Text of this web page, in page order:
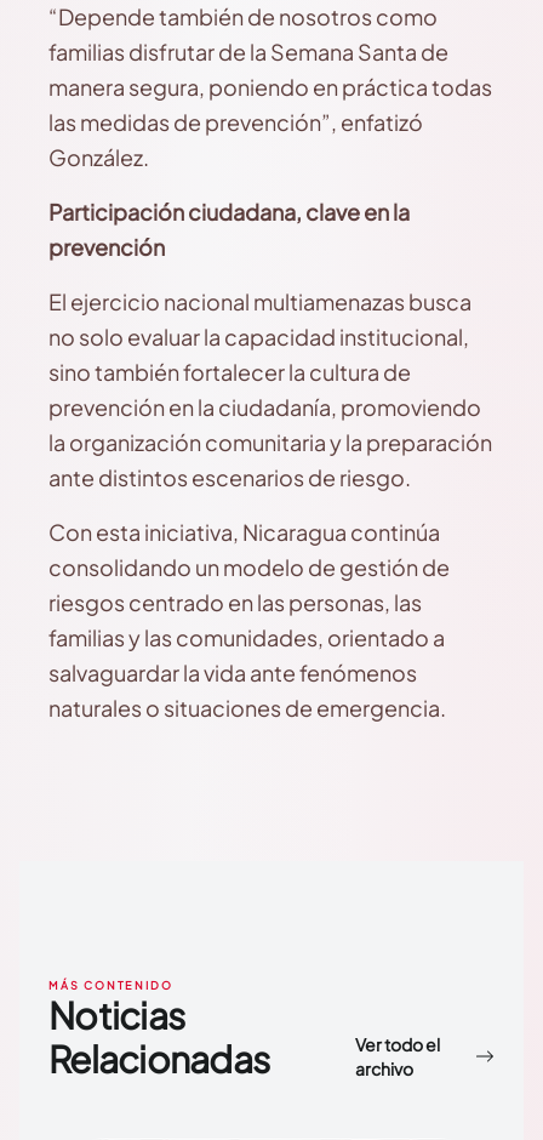
“Depende también de nosotros como
familias disfrutar de la Semana Santa de
manera segura, poniendo en práctica todas
las medidas de prevención”, enfatizó
González.
Participación ciudadana, clave en la
prevención
El ejercicio nacional multiamenazas busca
no solo evaluar la capacidad institucional,
sino también fortalecer la cultura de
prevención en la ciudadanía, promoviendo
la organización comunitaria y la preparación
ante distintos escenarios de riesgo.
Con esta iniciativa, Nicaragua continúa
consolidando un modelo de gestión de
riesgos centrado en las personas, las
familias y las comunidades, orientado a
salvaguardar la vida ante fenómenos
naturales o situaciones de emergencia.
MÁS CONTENIDO
Noticias
Relacionadas
Ver todo el
archivo